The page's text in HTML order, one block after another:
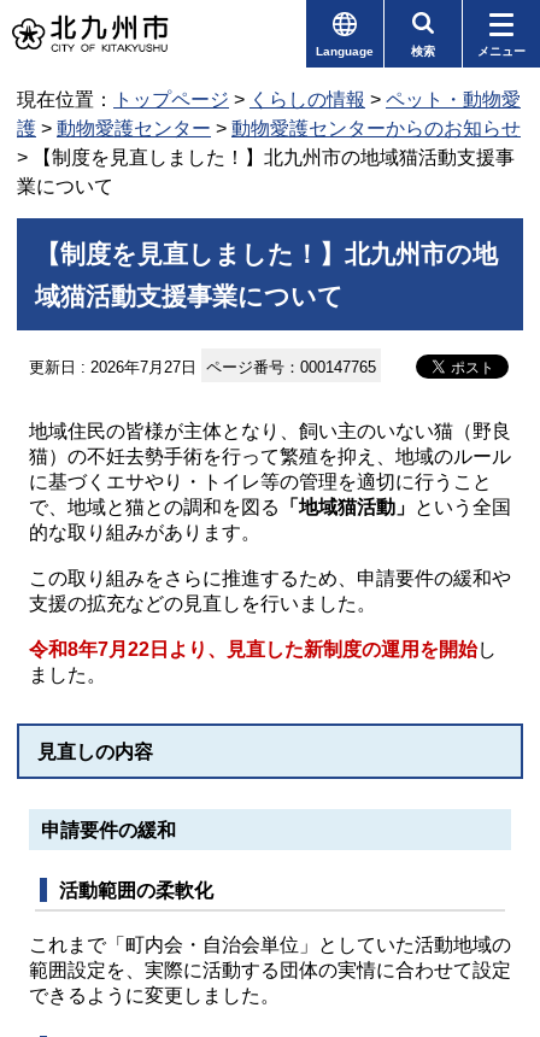
Language 検索 メニュー
現在位置： トップページ > くらしの情報 > ペット・動物愛
護 > 動物愛護センター > 動物愛護センターからのお知らせ
> 【制度を見直しました！】北九州市の地域猫活動支援事
業について
【制度を見直しました！】北九州市の地
域猫活動支援事業について
更新日 : 2026年7月27日 ページ番号：000147765
地域住民の皆様が主体となり、飼い主のいない猫（野良
猫）の不妊去勢手術を行って繁殖を抑え、地域のルール
に基づくエサやり・トイレ等の管理を適切に行うこと
で、地域と猫との調和を図る
「地域猫活動」 という全国
的な取り組みがあります。
この取り組みをさらに推進するため、申請要件の緩和や
支援の拡充などの見直しを行いました。
令和8年7月22日より、見直した新制度の運用を開始し
ました。
見直しの内容
申請要件の緩和
活動範囲の柔軟化
これまで「町内会・自治会単位」としていた活動地域の
範囲設定を、実際に活動する団体の実情に合わせて設定
できるように変更しました。